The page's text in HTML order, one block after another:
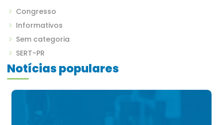
Congresso
Informativos
Sem categoria
SERT-PR
Notícias populares